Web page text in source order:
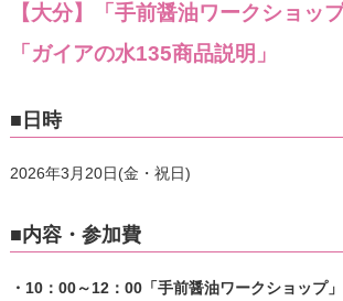
【大分】「手前醤油ワークショッ
「ガイアの水135商品説明」
■日時
2026年3月20日(金・祝日)
■内容・参加費
・10：00～12：00「手前醤油ワークショップ」